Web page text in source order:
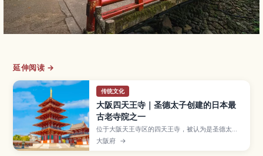
延伸阅读 →
传统文化
大阪四天王寺｜圣德太子创建的日本最
古老寺院之一
位于大阪天王寺区的四天王寺，被认为是圣德太子
为弘扬佛教而修建的日本最早官办寺院之一，寺内
伽蓝、五重塔与庭园充满历史气息。本文带你认识
大阪府 →